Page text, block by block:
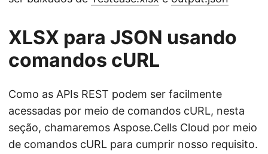
XLSX para JSON usando
comandos cURL
Como as APIs REST podem ser facilmente
acessadas por meio de comandos cURL, nesta
seção, chamaremos Aspose.Cells Cloud por meio
de comandos cURL para cumprir nosso requisito.